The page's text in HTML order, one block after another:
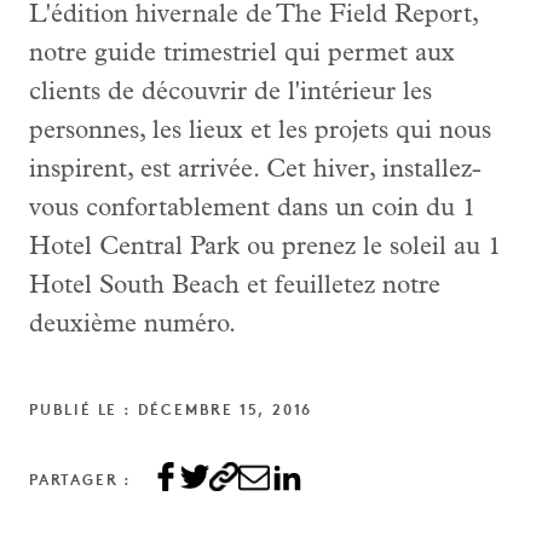
L'édition hivernale de The Field Report,
notre guide trimestriel qui permet aux
clients de découvrir de l'intérieur les
personnes, les lieux et les projets qui nous
inspirent, est arrivée. Cet hiver, installez-
vous confortablement dans un coin du 1
Hotel Central Park ou prenez le soleil au 1
Hotel South Beach et feuilletez notre
deuxième numéro.
PUBLIÉ LE : DÉCEMBRE 15, 2016
PARTAGER :